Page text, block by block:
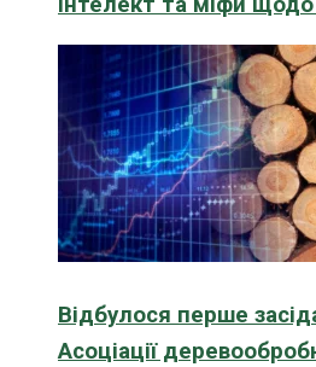
Відбулося перше
Асоціації